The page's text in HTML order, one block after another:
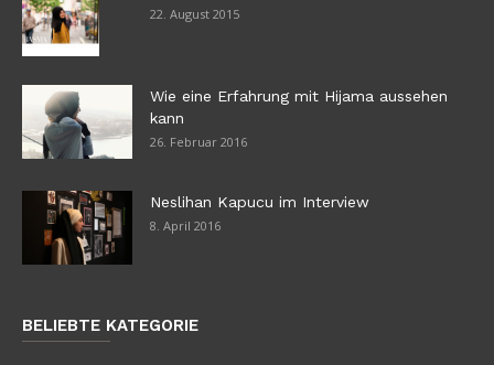
22. August 2015
Wie eine Erfahrung mit Hijama aussehen
kann
26. Februar 2016
Neslihan Kapucu im Interview
8. April 2016
BELIEBTE KATEGORIE